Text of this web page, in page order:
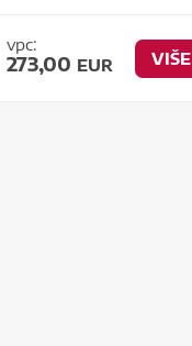
vpc:
273,00 EUR VIŠE